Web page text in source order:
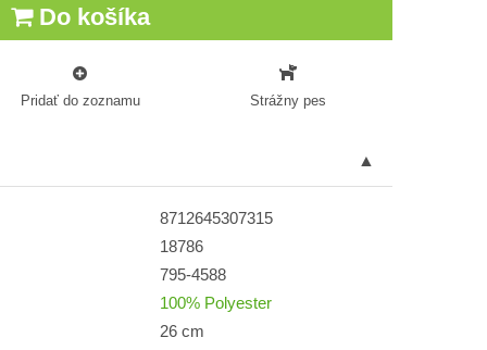
Do košíka
Pridať do zoznamu Strážny pes
8712645307315
18786
795-4588
100% Polyester
26 cm